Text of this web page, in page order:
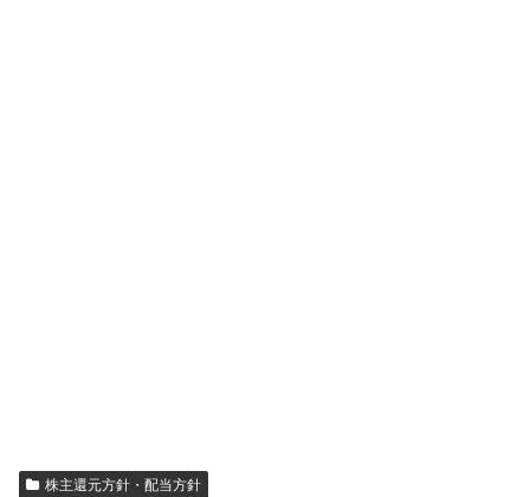
株主還元方針・配当方針